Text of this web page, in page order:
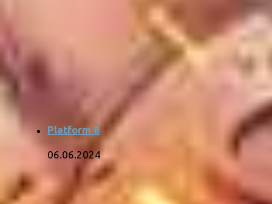
Platform 8
06.06.2024